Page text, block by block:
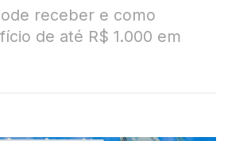
receber e como
de até R$ 1.000 em